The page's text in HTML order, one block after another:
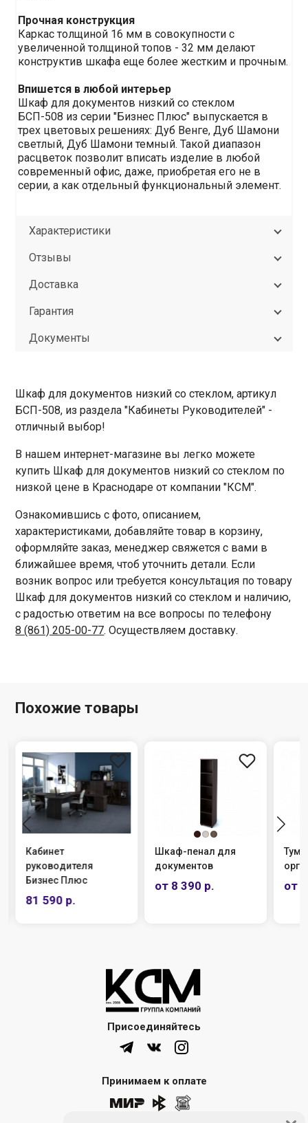
Прочная конструкция
Каркас толщиной 16 мм в совокупности с
увеличенной толщиной топов - 32 мм делают
конструктив шкафа еще более жестким и прочным.
Впишется в любой интерьер
Шкаф для документов низкий со стеклом
БСП-508 из серии "Бизнес Плюс" выпускается в
трех цветовых решениях: Дуб Венге, Дуб Шамони
светлый, Дуб Шамони темный. Такой диапазон
расцветок позволит вписать изделие в любой
современный офис, даже, приобретая его не в
серии, а как отдельный функциональный элемент.
Характеристики
Отзывы
Доставка
Гарантия
Документы
Шкаф для документов низкий со стеклом, артикул
БСП-508, из раздела "Кабинеты Руководителей" -
отличный выбор!
В нашем интернет-магазине вы легко можете
купить Шкаф для документов низкий со стеклом по
низкой цене в Краснодаре от компании "КСМ".
Ознакомившись с фото, описанием,
характеристиками, добавляйте товар в корзину,
оформляйте заказ, менеджер свяжется с вами в
ближайшее время, чтоб уточнить детали. Если
возник вопрос или требуется консультация по товару
Шкаф для документов низкий со стеклом и наличию,
с радостью ответим на все вопросы по телефону
8 (861) 205-00-77. Осуществляем доставку.
Похожие товары
Кабинет
руководителя
Бизнес Плюс
81 590 р.
Шкаф-пенал для
документов
от 8 390 р. от
Присоединяйтесь
Принимаем к оплате